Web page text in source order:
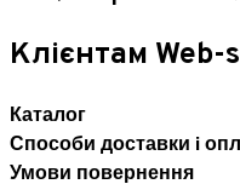
Клієнтам Web-
Каталог
Способи доставки i
Умови повернення